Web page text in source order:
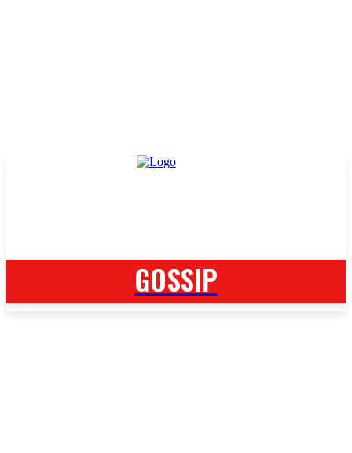
GOSSIP